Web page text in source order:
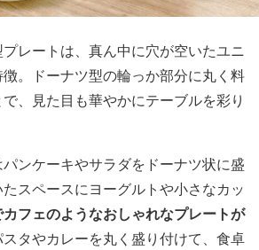
レートは、真ん中に穴が空いたユニ
。ドーナツ型の輪っか部分に丸く料
、見た目も華やかにテーブルを彩り
ンケーキやサラダをドーナツ状に盛
スペースにヨーグルトや小さなカッ
カフェのようなおしゃれなプレートが
タやカレーを丸く盛り付けて、食卓